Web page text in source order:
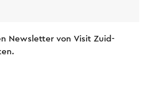
Newsletter von Visit Zuid-